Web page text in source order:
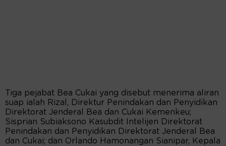
Tiga pejabat Bea Cukai yang disebut menerima aliran
suap ialah Rizal, Direktur Penindakan dan Penyidikan
Direktorat Jenderal Bea dan Cukai Kemenkeu;
Sisprian Subiaksono Kasubdit Intelijen Direktorat
Penindakan dan Penyidikan Direktorat Jenderal Bea
dan Cukai; dan Orlando Hamonangan Sianipar, Kepala